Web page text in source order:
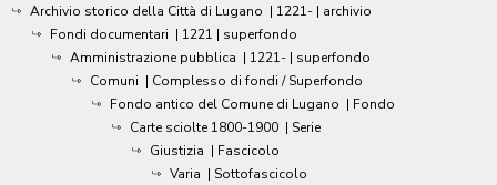
Archivio storico della Città di Lugano | 1221- | archivio
Fondi documentari | 1221 | superfondo
Amministrazione pubblica | 1221- | superfondo
Comuni | Complesso di fondi / Superfondo
Fondo antico del Comune di Lugano | Fondo
Carte sciolte 1800-1900 | Serie
Giustizia | Fascicolo
Varia | Sottofascicolo